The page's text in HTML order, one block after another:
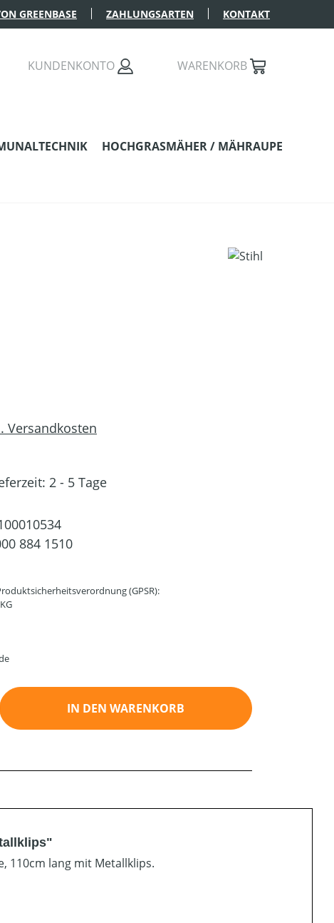
GREENBASE ZAHLUNGSARTEN KONTAKT
KUNDENKONTO WARENKORB
HOCHGRASMÄHER / MÄHRAUPE
Versandkosten
2 - 5 Tage
884 1510
(GPSR):
Gib den gewünschten Wert ein oder
IN DEN WARENKORB
110cm lang mit Metallklips.